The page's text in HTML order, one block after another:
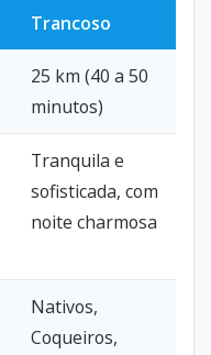
Trancoso
25 km (40 a 50
minutos)
Tranquila e
sofisticada, com
noite charmosa
Nativos,
Coqueiros,